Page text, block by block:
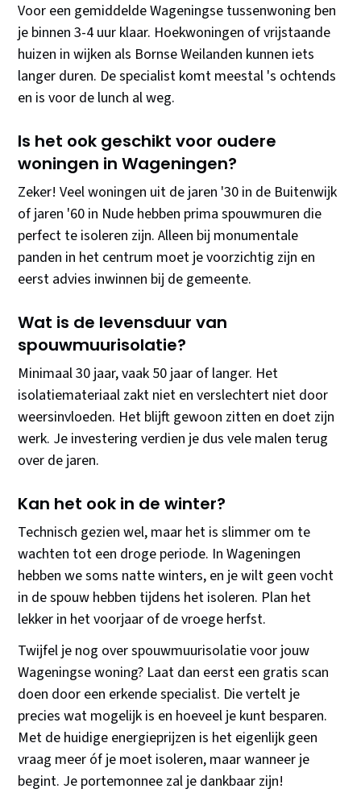
Voor een gemiddelde Wageningse tussenwoning ben
je binnen 3-4 uur klaar. Hoekwoningen of vrijstaande
huizen in wijken als Bornse Weilanden kunnen iets
langer duren. De specialist komt meestal 's ochtends
en is voor de lunch al weg.
Is het ook geschikt voor oudere
woningen in Wageningen?
Zeker! Veel woningen uit de jaren '30 in de Buitenwijk
of jaren '60 in Nude hebben prima spouwmuren die
perfect te isoleren zijn. Alleen bij monumentale
panden in het centrum moet je voorzichtig zijn en
eerst advies inwinnen bij de gemeente.
Wat is de levensduur van
spouwmuurisolatie?
Minimaal 30 jaar, vaak 50 jaar of langer. Het
isolatiemateriaal zakt niet en verslechtert niet door
weersinvloeden. Het blijft gewoon zitten en doet zijn
werk. Je investering verdien je dus vele malen terug
over de jaren.
Kan het ook in de winter?
Technisch gezien wel, maar het is slimmer om te
wachten tot een droge periode. In Wageningen
hebben we soms natte winters, en je wilt geen vocht
in de spouw hebben tijdens het isoleren. Plan het
lekker in het voorjaar of de vroege herfst.
Twijfel je nog over spouwmuurisolatie voor jouw
Wageningse woning? Laat dan eerst een gratis scan
doen door een erkende specialist. Die vertelt je
precies wat mogelijk is en hoeveel je kunt besparen.
Met de huidige energieprijzen is het eigenlijk geen
vraag meer óf je moet isoleren, maar wanneer je
begint. Je portemonnee zal je dankbaar zijn!